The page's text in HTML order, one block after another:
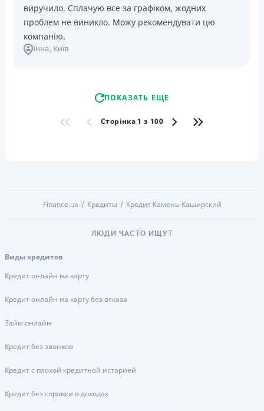
виручило. Сплачую все за графіком, жодних
проблем не виникло. Можу рекомендувати цю
компанію.
Інна, Київ
ПОКАЗАТЬ ЕЩЕ
Сторінка 1 з 100
Finance.ua Кредиты Кредит Камень-Каширский
ЛЮДИ ЧАСТО ИЩУТ
Виды кредитов
Кредит онлайн на карту
Кредит онлайн на карту без отказа
Займ онлайн
Кредит без звонков
Кредит с плохой кредитной историей
Кредит без справки о доходах